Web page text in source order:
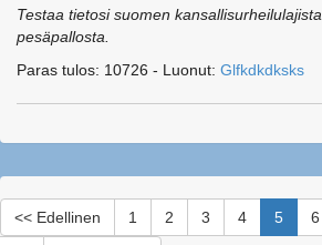
Testaa tietosi suomen kansallisurheilulajista
pesäpallosta.
Paras tulos: 10726 - Luonut: Glfkdkdksks
<< Edellinen 1 2 3 4 5 6